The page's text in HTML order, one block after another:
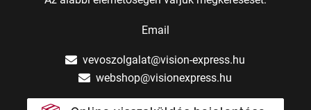
Email
vevoszolgalat@vision-express.hu
webshop@visionexpress.hu